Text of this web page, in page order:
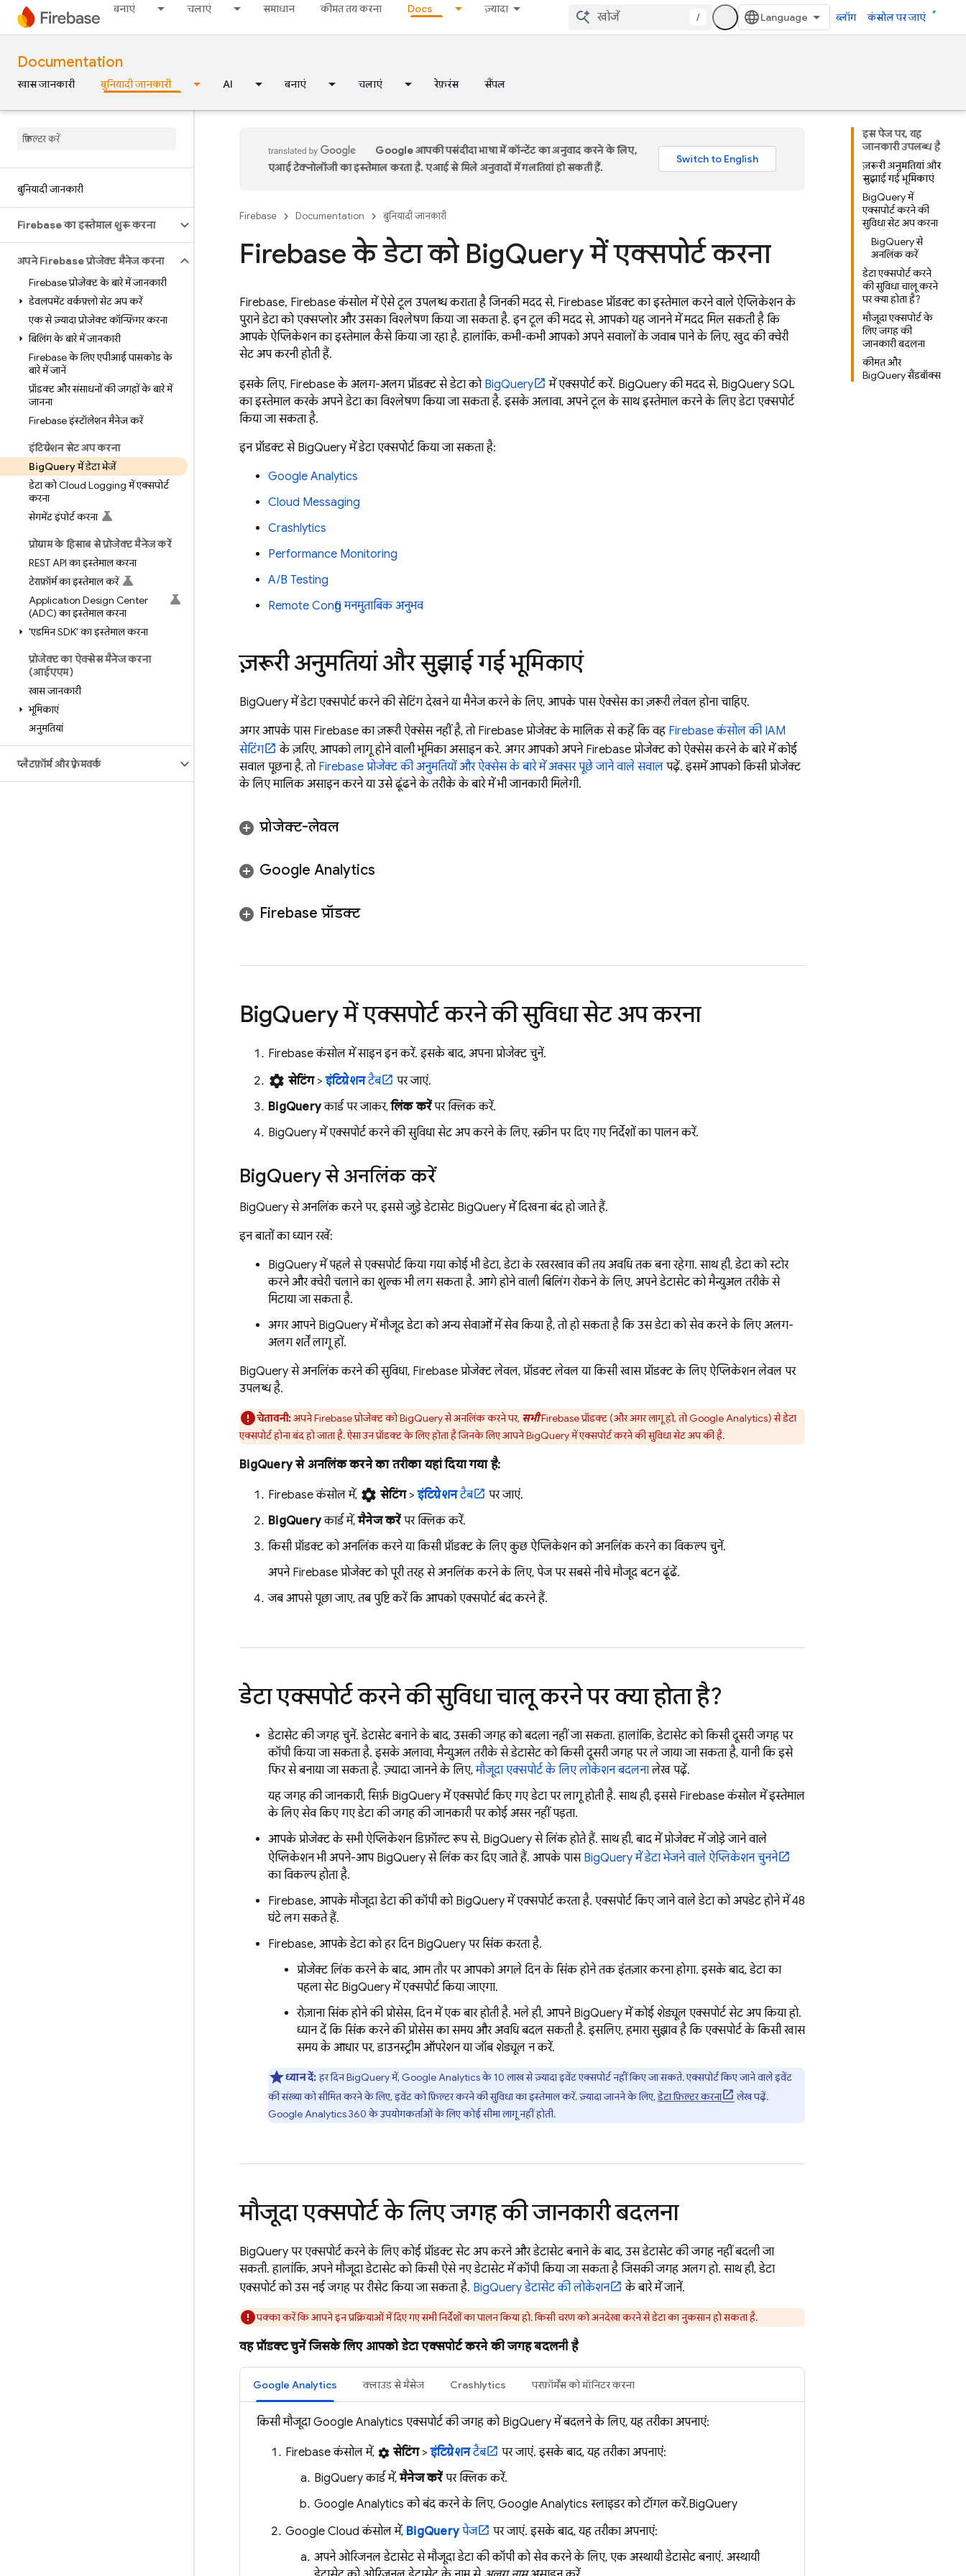
बनाएं चलाएं समाधान कीमत तय करना Docs ज़्यादा
/ ब्लॉग कंसोल पर जाएं
Documentation
खास जानकारी बुनियादी जानकारी AI बनाएं चलाएं रेफ़रंस सैंपल
बुनियादी जानकारी
Firebase का इस्तेमाल शुरू करना
अपने Firebase प्रोजेक्ट मैनेज करना
Firebase प्रोजेक्ट के बारे में जानकारी
डेवलपमेंट वर्कफ़्लो सेट अप करें
एक से ज़्यादा प्रोजेक्ट कॉन्फ़िगर करना
बिलिंग के बारे में जानकारी
Firebase के लिए एपीआई पासकोड के
बारे में जानें
प्रॉडक्ट और संसाधनों की जगहों के बारे में
जानना
Firebase इंस्टॉलेशन मैनेज करें
इंटिग्रेशन सेट अप करना
BigQuery में डेटा भेजें
डेटा को Cloud Logging में एक्सपोर्ट
करना
सेगमेंट इंपोर्ट करना
प्रोग्राम के हिसाब से प्रोजेक्ट मैनेज करें
REST API का इस्तेमाल करना
टेराफ़ॉर्म का इस्तेमाल करें
Application Design Center
(ADC) का इस्तेमाल करना
'एडमिन SDK' का इस्तेमाल करना
प्रोजेक्ट का ऐक्सेस मैनेज करना
(आईएएम)
खास जानकारी
भूमिकाएं
अनुमतियां
प्लैटफ़ॉर्म और फ़्रेमवर्क
इस पेज पर, यह
जानकारी उपलब्ध है
ज़रूरी अनुमतियां और
सुझाई गई भूमिकाएं
BigQuery में
एक्सपोर्ट करने की
सुविधा सेट अप करना
BigQuery से
अनलिंक करें
डेटा एक्सपोर्ट करने
की सुविधा चालू करने
पर क्या होता है?
मौजूदा एक्सपोर्ट के
लिए जगह की
जानकारी बदलना
कीमत और
BigQuery सैंडबॉक्स
Google आपकी पसंदीदा भाषा में कॉन्टेंट का अनुवाद करने के लिए,
एआई टेक्नोलॉजी का इस्तेमाल करता है. एआई से मिले अनुवादों में गलतियां हो सकती हैं.
Firebase Documentation बुनियादी जानकारी
Firebase के डेटा को BigQuery में एक्सपोर्ट करना
Firebase, Firebaseकंसोल में ऐसे टूल उपलब्ध कराता है जिनकी मदद से, Firebase प्रॉडक्ट का इस्तेमाल करने वाले ऐप्लिकेशन के
पुराने डेटा को एक्सप्लोर और उसका विश्लेषण किया जा सकता है. इन टूल की मदद से, आपको यह जानने में मदद मिल सकती है कि
आपके ऐप्लिकेशन का इस्तेमाल कैसे किया जा रहा है. हालांकि, कभी-कभी आपको अपने सवालों के जवाब पाने के लिए, खुद की क्वेरी
सेट अप करनी होती हैं.
इसके लिए, Firebase के अलग-अलग प्रॉडक्ट से डेटा को BigQuery में एक्सपोर्ट करें. BigQueryकी मदद से, BigQuery SQL
का इस्तेमाल करके अपने डेटा का विश्लेषण किया जा सकता है. इसके अलावा, अपने टूल के साथ इस्तेमाल करने के लिए डेटा एक्सपोर्ट
किया जा सकता है.
इन प्रॉडक्ट से BigQueryमें डेटा एक्सपोर्ट किया जा सकता है:
Google Analytics
Cloud Messaging
Crashlytics
Performance Monitoring
A/B Testing
Remote Config मनमुताबिक अनुभव
ज़रूरी अनुमतियां और सुझाई गई भूमिकाएं
BigQueryमें डेटा एक्सपोर्ट करने की सेटिंग देखने या मैनेज करने के लिए, आपके पास ऐक्सेस का ज़रूरी लेवल होना चाहिए.
अगर आपके पास Firebase का ज़रूरी ऐक्सेस नहीं है, तो Firebase प्रोजेक्ट के मालिक से कहें कि वह Firebaseकंसोल की IAM
सेटिंग
के ज़रिए, आपको लागू होने वाली भूमिका असाइन करे. अगर आपको अपने Firebase प्रोजेक्ट को ऐक्सेस करने के बारे में कोई
सवाल पूछना है, तो Firebase प्रोजेक्ट की अनुमतियों और ऐक्सेस के बारे में अक्सर पूछे जाने वाले सवाल पढ़ें. इसमें आपको किसी प्रोजेक्ट
के लिए मालिक असाइन करने या उसे ढूंढने के तरीके के बारे में भी जानकारी मिलेगी.
प्रोजेक्ट-लेवल
Google Analytics
Firebase प्रॉडक्ट
BigQueryमें एक्सपोर्ट करने की सुविधा सेट अप करना
Firebaseकंसोल में साइन इन करें. इसके बाद, अपना प्रोजेक्ट चुनें.
settings सेटिंग>इंटिग्रेशनटैब
पर जाएं.
BigQueryकार्ड पर जाकर,लिंक करेंपर क्लिक करें.
BigQueryमें एक्सपोर्ट करने की सुविधा सेट अप करने के लिए, स्क्रीन पर दिए गए निर्देशों का पालन करें.
BigQueryसे अनलिंक करें
BigQueryसे अनलिंक करने पर, इससे जुड़े डेटासेट BigQueryमें दिखना बंद हो जाते हैं.
इन बातों का ध्यान रखें:
BigQueryमें पहले से एक्सपोर्ट किया गया कोई भी डेटा, डेटा के रखरखाव की तय अवधि तक बना रहेगा. साथ ही, डेटा को स्टोर
करने और क्वेरी चलाने का शुल्क भी लग सकता है. आगे होने वाली बिलिंग रोकने के लिए, अपने डेटासेट को मैन्युअल तरीके से
मिटाया जा सकता है.
अगर आपने BigQueryमें मौजूद डेटा को अन्य सेवाओं में सेव किया है, तो हो सकता है कि उस डेटा को सेव करने के लिए अलग-
अलग शर्तें लागू हों.
BigQueryसे अनलिंक करने की सुविधा, Firebase प्रोजेक्ट लेवल, प्रॉडक्ट लेवल या किसी खास प्रॉडक्ट के लिए ऐप्लिकेशन लेवल पर
उपलब्ध है.
चेतावनी:अपने Firebase प्रोजेक्ट कोBigQueryसे अनलिंक करने पर, सभीFirebase प्रॉडक्ट (और अगर लागू हो, तोGoogle Analytics) से डेटा
एक्सपोर्ट होना बंद हो जाता है. ऐसा उन प्रॉडक्ट के लिए होता है जिनके लिए आपनेBigQueryमें एक्सपोर्ट करने की सुविधा सेट अप की है.
BigQueryसे अनलिंक करने का तरीका यहां दिया गया है:
Firebaseकंसोल में, settings सेटिंग>इंटिग्रेशनटैब
पर जाएं.
BigQueryकार्ड में,मैनेज करेंपर क्लिक करें.
किसी प्रॉडक्ट को अनलिंक करने या किसी प्रॉडक्ट के लिए कुछ ऐप्लिकेशन को अनलिंक करने का विकल्प चुनें.
अपने Firebase प्रोजेक्ट को पूरी तरह से अनलिंक करने के लिए, पेज पर सबसे नीचे मौजूद बटन ढूंढें.
जब आपसे पूछा जाए, तब पुष्टि करें कि आपको एक्सपोर्ट बंद करने हैं.
डेटा एक्सपोर्ट करने की सुविधा चालू करने पर क्या होता है?
डेटासेट की जगह चुनें. डेटासेट बनाने के बाद, उसकी जगह को बदला नहीं जा सकता. हालांकि, डेटासेट को किसी दूसरी जगह पर
कॉपी किया जा सकता है. इसके अलावा, मैन्युअल तरीके से डेटासेट को किसी दूसरी जगह पर ले जाया जा सकता है, यानी कि इसे
फिर से बनाया जा सकता है. ज़्यादा जानने के लिए,मौजूदा एक्सपोर्ट के लिए लोकेशन बदलनालेख पढ़ें.
यह जगह की जानकारी, सिर्फ़ BigQueryमें एक्सपोर्ट किए गए डेटा पर लागू होती है. साथ ही, इससे Firebaseकंसोल में इस्तेमाल
के लिए सेव किए गए डेटा की जगह की जानकारी पर कोई असर नहीं पड़ता.
आपके प्रोजेक्ट के सभी ऐप्लिकेशन डिफ़ॉल्ट रूप से, BigQueryसे लिंक होते हैं. साथ ही, बाद में प्रोजेक्ट में जोड़े जाने वाले
ऐप्लिकेशन भी अपने-आप BigQueryसे लिंक कर दिए जाते हैं. आपके पास BigQuery में डेटा भेजने वाले ऐप्लिकेशन चुनने
का विकल्प होता है.
Firebase, आपके मौजूदा डेटा की कॉपी को BigQueryमें एक्सपोर्ट करता है. एक्सपोर्ट किए जाने वाले डेटा को अपडेट होने में 48
घंटे लग सकते हैं.
Firebase, आपके डेटा को हर दिन BigQuery पर सिंक करता है.
प्रोजेक्ट लिंक करने के बाद, आम तौर पर आपको अगले दिन के सिंक होने तक इंतज़ार करना होगा. इसके बाद, डेटा का
पहला सेट BigQueryमें एक्सपोर्ट किया जाएगा.
रोज़ाना सिंक होने की प्रोसेस, दिन में एक बार होती है. भले ही, आपने BigQueryमें कोई शेड्यूल एक्सपोर्ट सेट अप किया हो.
ध्यान दें कि सिंक करने की प्रोसेस का समय और अवधि बदल सकती है. इसलिए, हमारा सुझाव है कि एक्सपोर्ट के किसी खास
समय के आधार पर, डाउनस्ट्रीम ऑपरेशन या जॉब शेड्यूल न करें.
ध्यान दें:हर दिनBigQueryमें, Google Analyticsके10 लाखसे ज़्यादा इवेंट एक्सपोर्ट नहीं किए जा सकते. एक्सपोर्ट किए जाने वाले इवेंट
की संख्या को सीमित करने के लिए, इवेंट को फ़िल्टर करने की सुविधा का इस्तेमाल करें. ज़्यादा जानने के लिए,डेटा फ़िल्टर करना
लेख पढ़ें.
Google Analytics 360के उपयोगकर्ताओं के लिए कोई सीमा लागू नहीं होती.
मौजूदा एक्सपोर्ट के लिए जगह की जानकारी बदलना
BigQuery पर एक्सपोर्ट करने के लिए कोई प्रॉडक्ट सेट अप करने और डेटासेट बनाने के बाद, उस डेटासेट की जगह नहीं बदली जा
सकती. हालांकि, अपने मौजूदा डेटासेट को किसी ऐसे नए डेटासेट में कॉपी किया जा सकता है जिसकी जगह अलग हो. साथ ही, डेटा
एक्सपोर्ट को उस नई जगह पर रीसेट किया जा सकता है. BigQueryडेटासेट की लोकेशन के बारे में जानें.
पक्का करें कि आपने इन प्रक्रियाओं में दिए गए सभी निर्देशों का पालन किया हो. किसी चरण को अनदेखा करने से डेटा का नुकसान हो सकता है.
वह प्रॉडक्ट चुनें जिसके लिए आपको डेटा एक्सपोर्ट करने की जगह बदलनी है
Google Analytics क्लाउड से मैसेज Crashlytics परफ़ॉर्मेंस को मॉनिटर करना
किसी मौजूदाGoogle Analytics एक्सपोर्ट की जगह को BigQueryमें बदलने के लिए, यह तरीका अपनाएं:
Firebaseकंसोल में, settings सेटिंग>इंटिग्रेशनटैब
पर जाएं. इसके बाद, यह तरीका अपनाएं:
BigQueryकार्ड में,मैनेज करेंपर क्लिक करें.
Google Analytics को बंद करने के लिए, Google Analytics स्लाइडर को टॉगल करें.BigQuery
Google Cloud कंसोल में, BigQueryपेज
पर जाएं. इसके बाद, यह तरीका अपनाएं:
अपने ओरिजनल डेटासेट से मौजूदा डेटा की कॉपी को सेव करने के लिए, एक अस्थायी डेटासेट बनाएं. अस्थायी